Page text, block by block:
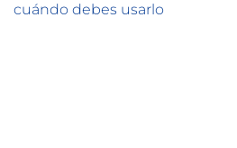
cuándo debes usarlo